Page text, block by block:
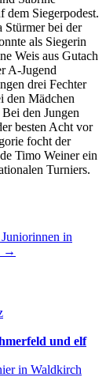
dem Siegerpodest.
Stürmer bei der
als Siegerin
Weis aus Gutach
A-Jugend
drei Fechter
den Mädchen
den Jungen
besten Acht vor
focht der
Timo Weiner ein
Turniers.
in
→
und elf
in Waldkirch